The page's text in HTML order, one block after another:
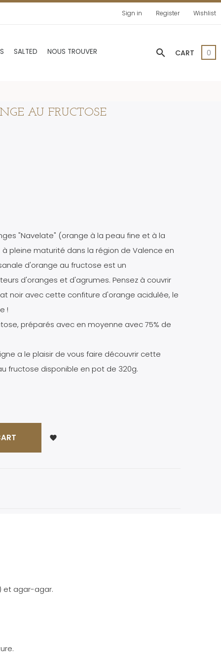
Sign in Register Wishlist
SALTED NOUS TROUVER search CART 0
AU FRUCTOSE
"Navelate" (orange à la peau fine et à la
pleine maturité dans la région de Valence en
d'orange au fructose est un
d'oranges et d'agrumes. Pensez à couvrir
noir avec cette confiture d'orange acidulée, le
!
préparés avec en moyenne avec 75% de
a le plaisir de vous faire découvrir cette
fructose disponible en pot de 320g.
favorite
et agar-agar.